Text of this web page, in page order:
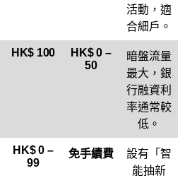
活動，適
合細戶。
HK$ 100
HK$ 0 –
50
暗盤流量
最大，銀
行融資利
率通常較
低。
HK$ 0 –
99
免手續費
設有「智
能抽新